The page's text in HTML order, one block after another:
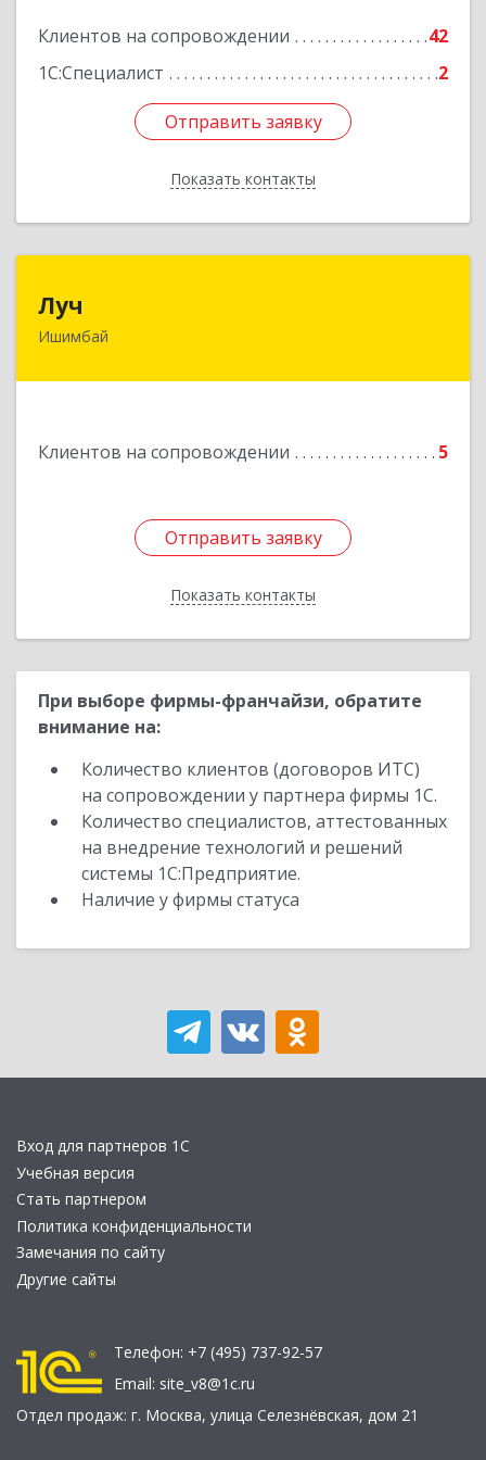
Клиентов на сопровождении
42
1С:Специалист
2
Отправить заявку
Показать контакты
Отправить заявку
Назад
Луч
Ишимбай
Клиентов на сопровождении 5
Отправить заявку
Показать контакты
453215, Башкортостан Респ, Ишимбайский р-н,
Отправить заявку
Назад
При выборе фирмы-франчайзи, обратите
внимание на:
Количество клиентов (договоров ИТС)
на сопровождении у партнера фирмы 1С.
Количество специалистов, аттестованных
на внедрение технологий и решений
системы 1С:Предприятие.
Наличие у фирмы статуса
Вход для партнеров 1С
Учебная версия
Стать партнером
Политика конфиденциальности
Замечания по сайту
Другие сайты
Телефон: +7 (495) 737-92-57
Email: site_v8@1c.ru
Отдел продаж: г. Москва, улица Селезнёвская, дом 21